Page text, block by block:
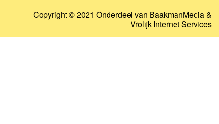
Copyright © 2021 Onderdeel van BaakmanMedia&
Vrolijk Internet Services